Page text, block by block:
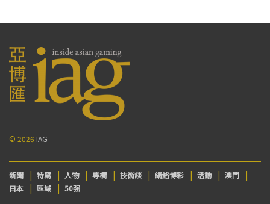
© 2026 IAG
新聞 特寫 人物 專欄 技術談 網絡博彩 活動
澳門
日本
區域 50强